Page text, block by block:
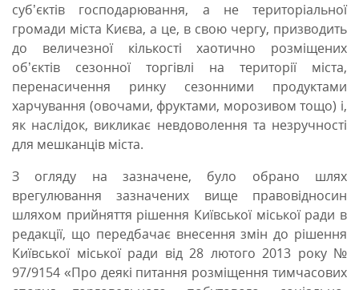
суб’єктів господарювання, а не територіальної
громади міста Києва, а це, в свою чергу, призводить
до величезної кількості хаотично розміщених
об’єктів сезонної торгівлі на території міста,
перенасичення ринку сезонними продуктами
харчування (овочами, фруктами, морозивом тощо) і,
як наслідок, викликає невдоволення та незручності
для мешканців міста.
З огляду на зазначене, було обрано шлях
врегулювання зазначених вище правовідносин
шляхом прийняття рішення Київської міської ради в
редакції, що передбачає внесення змін до рішення
Київської міської ради від 28 лютого 2013 року №
97/9154 «Про деякі питання розміщення тимчасових